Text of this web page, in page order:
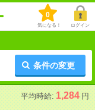
0
気になる！ ログイン
条件の変更
平均時給: 1,284 円